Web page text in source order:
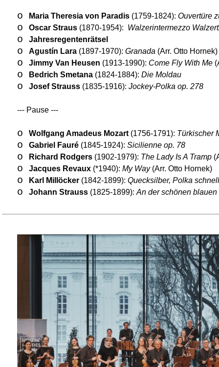
o Maria Theresia von Paradis (1759-1824): Ouvertüre
o Oscar Straus (1870-1954): Walzerintermezzo
o Jahresregentenrätsel
o Agustín Lara (1897-1970): Granada (Arr. Otto Hornek)
o Jimmy Van Heusen (1913-1990): Come Fly With Me
o Bedrich Smetana (1824-1884): Die Moldau
o Josef Strauss (1835-1916): Jockey-Polka op. 278
--- Pause ---
o Wolfgang Amadeus Mozart (1756-1791): Türkischer
o Gabriel Fauré (1845-1924): Sicilienne op. 78
o Richard Rodgers (1902-1979): The Lady Is A Tramp
o Jacques Revaux (*1940): My Way (Arr. Otto Hornek)
o Karl Millöcker (1842-1899): Quecksilber, Polka schnell
o Johann Strauss (1825-1899): An der schönen